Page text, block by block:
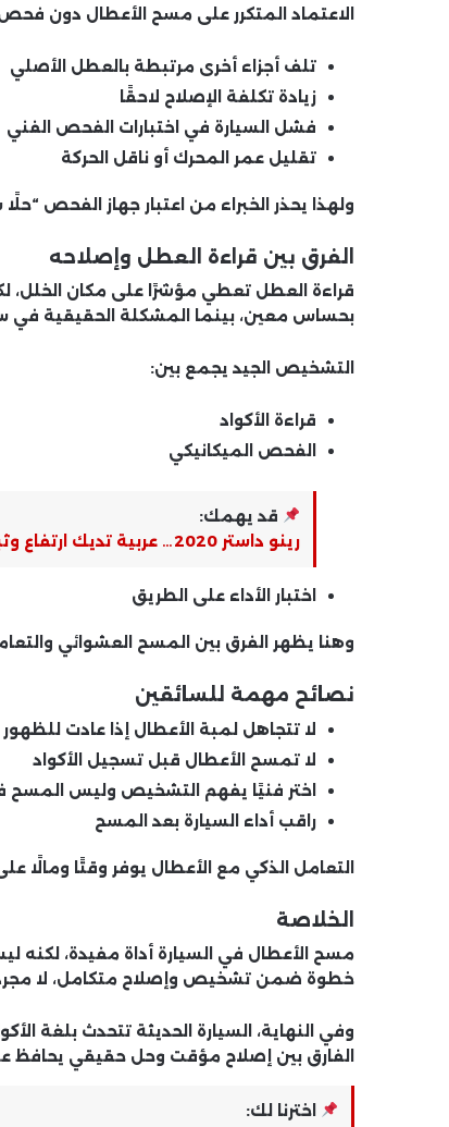
الاعتماد المتكرر على مسح الأعطال دون
تلف أجزاء أخرى مرتبطة بالعطل الأصلي
زيادة تكلفة الإصلاح لاحقًا
فشل السيارة في اختبارات الفحص الفني
تقليل عمر المحرك أو ناقل الحركة
ولهذا يحذر الخبراء من اعتبار جهاز الفحص “حلًا
الفرق بين قراءة العطل وإصلاحه
قراءة العطل تعطي مؤشرًا على مكان الخلل،
بحساس معين، بينما المشكلة الحقيقية في
التشخيص الجيد يجمع بين:
قراءة الأكواد
الفحص الميكانيكي
قد يهمك:
رينو داستر 2020… عربية تديك ارتفاع وثبات وسعر معقول في نفس الوقت!
اختبار الأداء على الطريق
وهنا يظهر الفرق بين المسح العشوائي
نصائح مهمة للسائقين
لا تتجاهل لمبة الأعطال إذا عادت للظهور
لا تمسح الأعطال قبل تسجيل الأكواد
اختر فنيًا يفهم التشخيص وليس المسح
راقب أداء السيارة بعد المسح
التعامل الذكي مع الأعطال يوفر وقتًا ومالًا
الخلاصة
مسح الأعطال في السيارة أداة مفيدة، لكنه
خطوة ضمن تشخيص وإصلاح متكامل، لا مجرد
وفي النهاية، السيارة الحديثة تتحدث بلغة
الفارق بين إصلاح مؤقت وحل حقيقي يحافظ
اخترنا لك: